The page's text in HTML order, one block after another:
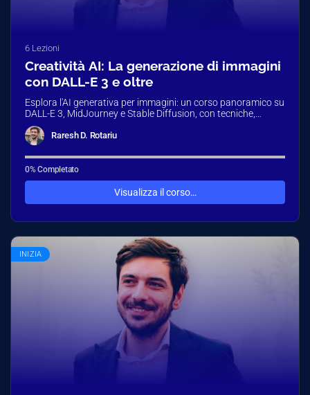
6 Lezioni
Creatività AI: La generazione di immagini
con DALL-E 3 e oltre
Esplora l'AI generativa per immagini: un corso panoramico su
DALL-E 3, MidJourney e Stable Diffusion, con tecniche,
applicazioni, sfide etiche…
Raresh D. Rotariu
0% Completato
Visualizza il corso…
INIZIA